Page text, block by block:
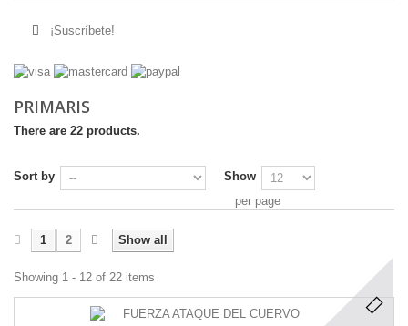
¡Suscríbete!
PRIMARIS
There are 22 products.
Sort by
Show
per page
Show all
1 2
Showing 1 - 12 of 22 items